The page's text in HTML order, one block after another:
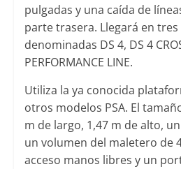
pulgadas y una caída de
parte trasera. Llegará en tres
denominadas DS 4, DS 4
PERFORMANCE LINE.
Utiliza la ya conocida
otros modelos PSA. El
m de largo, 1,47 m de alto,
un volumen del maletero de
acceso manos libres y un